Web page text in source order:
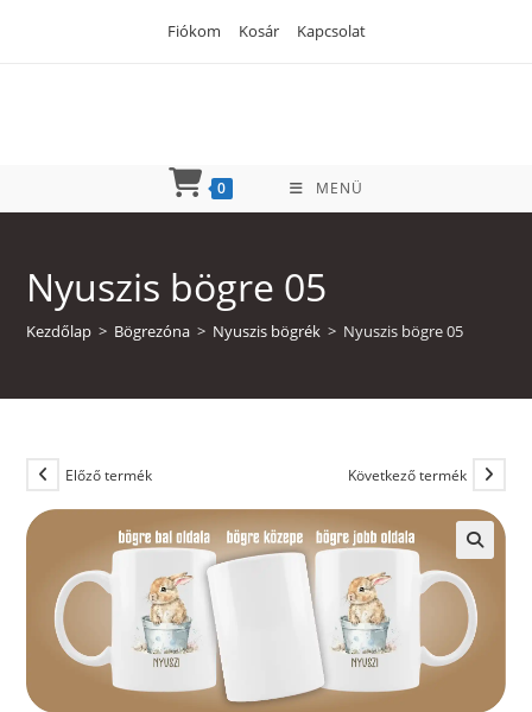
Fiókom Kosár Kapcsolat
0 MENÜ
Nyuszis bögre 05
Kezdőlap > Bögrezóna > Nyuszis bögrék > Nyuszis bögre 05
Előző termék Következő termék